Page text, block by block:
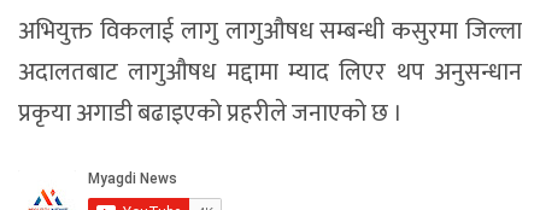
अभियुक्त विकलाई लागु लागुऔषध सम्बन्धी कसुरमा जिल्ला
अदालतबाट लागुऔषध मद्दामा म्याद लिएर थप अनुसन्धान
प्रकृया अगाडी बढाइएको प्रहरीले जनाएको छ ।